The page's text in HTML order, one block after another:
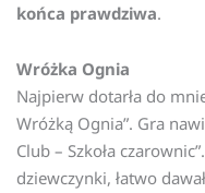
końca prawdziwa.
Wróżka Ognia
Najpierw dotarła do
Wróżką Ognia”. Gra
Club – Szkoła
dziewczynki, łatwo